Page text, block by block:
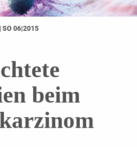
|SO 06|2015
beim